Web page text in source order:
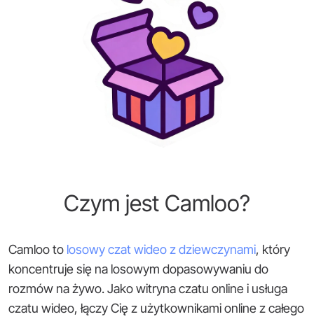
Czym jest Camloo?
Camloo to losowy czat wideo z dziewczynami, który
koncentruje się na losowym dopasowywaniu do
rozmów na żywo. Jako witryna czatu online i usługa
czatu wideo, łączy Cię z użytkownikami online z całego